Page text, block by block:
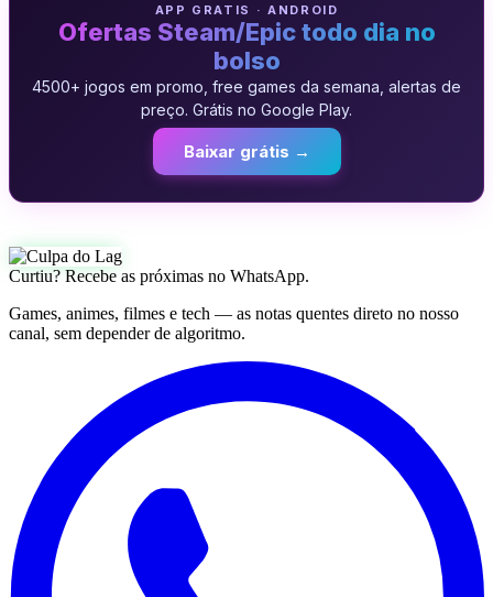
APP GRATIS · ANDROID
Ofertas Steam/Epic todo dia no
bolso
4500+ jogos em promo, free games da semana, alertas de
preço. Grátis no Google Play.
Baixar grátis →
Curtiu? Recebe as próximas no WhatsApp.
Games, animes, filmes e tech — as notas quentes direto no nosso
canal, sem depender de algoritmo.